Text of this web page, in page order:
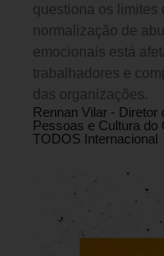
questiona os limites
normalização de
emocionais está
trabalhadores e
das organizações.
Rennan Vilar - Diretor
Pessoas e Cultura do
TODOS Internacional